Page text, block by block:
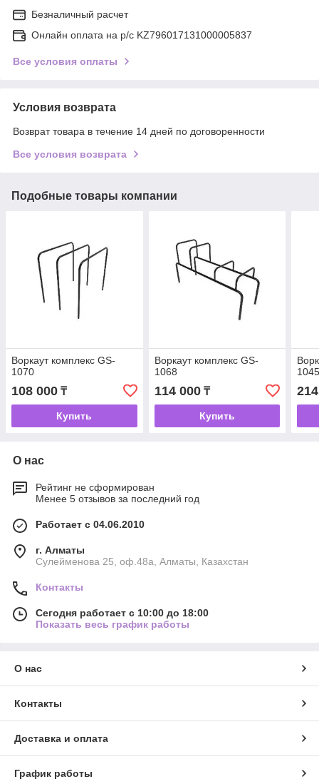
Безналичный расчет
Онлайн оплата на р/с KZ796017131000005837
Все условия оплаты
Условия возврата
Возврат товара в течение 14 дней по договоренности
Все условия возврата
Подобные товары компании
Воркаут комплекс GS-
1070
108 000 ₸
Купить
Воркаут комплекс GS-
1068
114 000₸
Купить
О нас
Рейтинг не сформирован
Менее 5 отзывов за последний год
Работает с 04.06.2010
г. Алматы
Сулейменова 25, оф.48а, Алматы, Казахстан
Контакты
Сегодня работает с 10:00 до 18:00
Показать весь график работы
О нас
Контакты
Доставка и оплата
График работы